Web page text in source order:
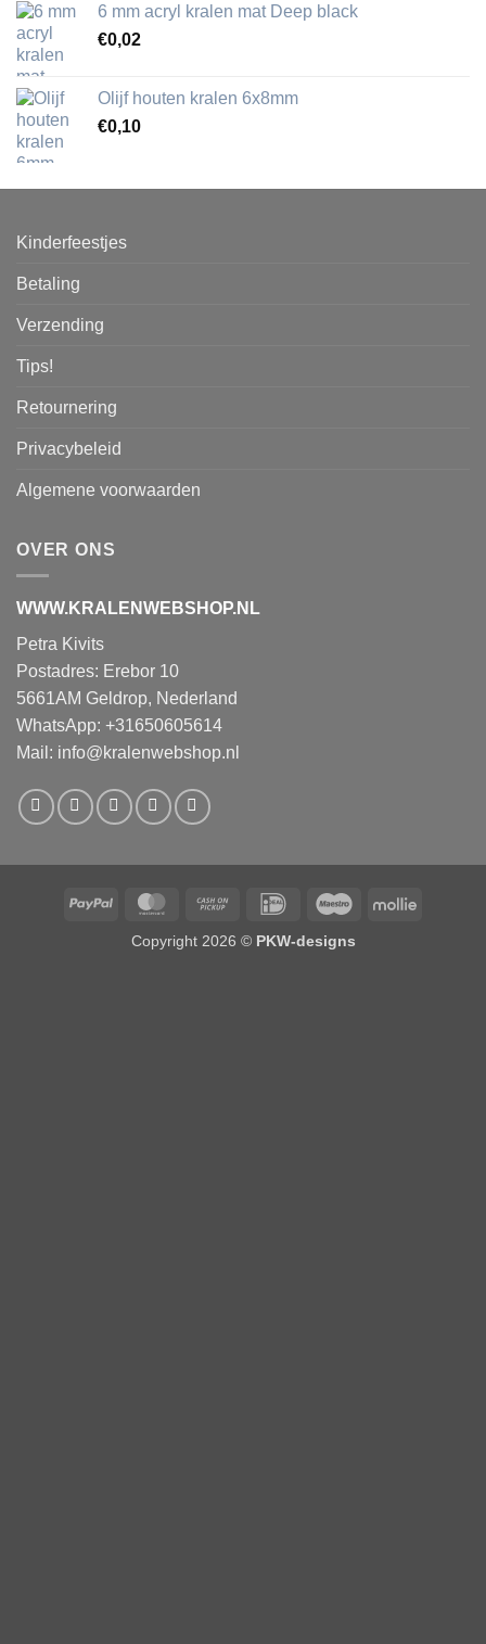
6 mm acryl kralen mat Deep black
€0,02
Olijf houten kralen 6x8mm
€0,10
Kinderfeestjes
Betaling
Verzending
Tips!
Retournering
Privacybeleid
Algemene voorwaarden
OVER ONS
WWW.KRALENWEBSHOP.NL
Petra Kivits
Postadres: Erebor 10
5661AM Geldrop, Nederland
WhatsApp: +31650605614
Mail: info@kralenwebshop.nl
PayPal MasterCardCash
Pickup
IDeal Maestro Mollie
Copyright 2026 © PKW-designs